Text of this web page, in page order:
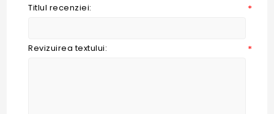
Titlul recenziei: *
Revizuirea textului: *